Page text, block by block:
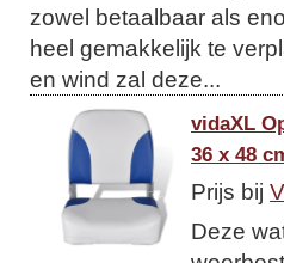
zowel betaalbaar als
heel gemakkelijk te
en wind zal deze...
vidaXL
36 x 48
Prijs bij
Deze